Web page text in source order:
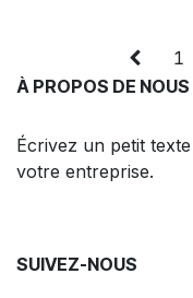
1
À PROPOS DE NOUS
Écrivez un petit
votre entreprise.
SUIVEZ-NOUS